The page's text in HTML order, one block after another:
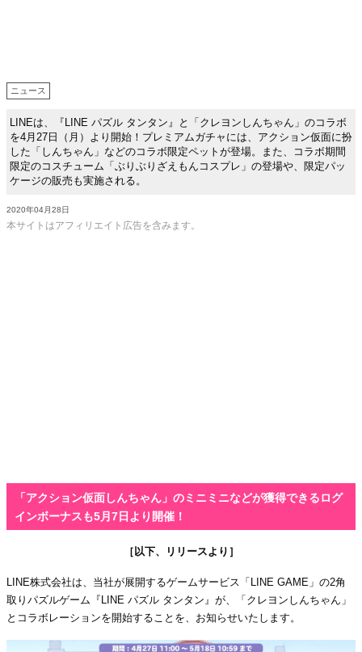
ニュース
LINEは、『LINE パズル タンタン』と「クレヨンしんちゃん」のコラボ
を4月27日（月）より開始！プレミアムガチャには、アクション仮面に扮
した「しんちゃん」などのコラボ限定ペットが登場。また、コラボ期間
限定のコスチューム「ぶりぶりざえもんコスプレ」の登場や、限定パッ
ケージの販売も実施される。
2020年04月28日
本サイトはアフィリエイト広告を含みます。
「アクション仮面しんちゃん」のミニミニなどが獲得できるログ
インボーナスも5月7日より開催！
［以下、リリースより］
LINE株式会社は、当社が展開するゲームサービス「LINE GAME」の2角
取りパズルゲーム『LINE パズル タンタン』が、「クレヨンしんちゃん」
とコラボレーションを開始することを、お知らせいたします。